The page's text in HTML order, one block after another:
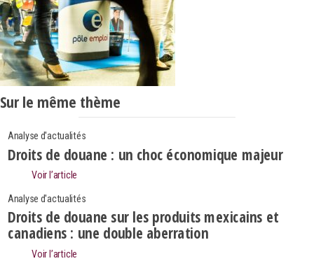
Sur le même thème
Analyse d'actualités
Droits de douane : un choc économique majeur
Voir l’article
Analyse d'actualités
Droits de douane sur les produits mexicains et
canadiens : une double aberration
Voir l’article